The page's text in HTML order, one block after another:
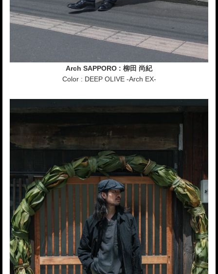
Arch SAPPORO : 柳田 尚紀
Color : DEEP OLIVE -Arch EX-